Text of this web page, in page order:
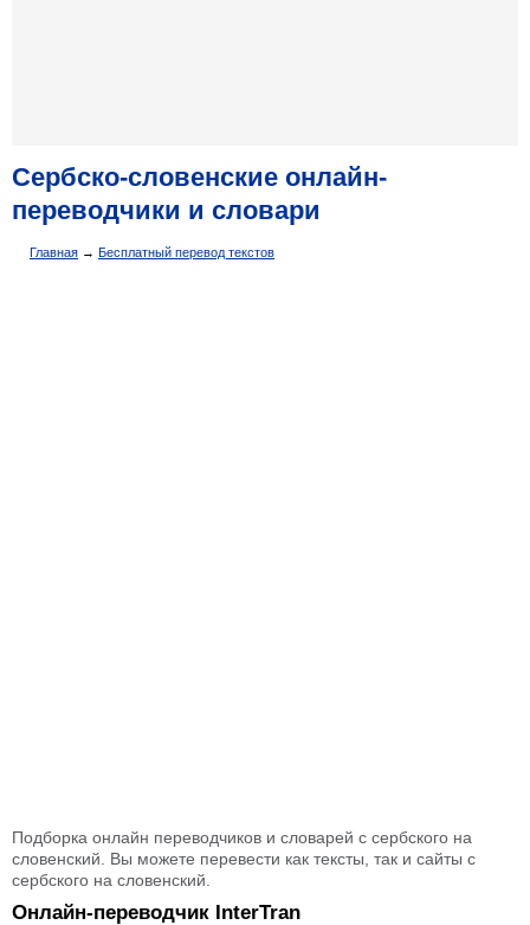
Сербско-словенские онлайн-
переводчики и словари
Главная → Бесплатный перевод текстов
Подборка онлайн переводчиков и словарей с сербского на
словенский. Вы можете перевести как тексты, так и сайты с
сербского на словенский.
Онлайн-переводчик InterTran